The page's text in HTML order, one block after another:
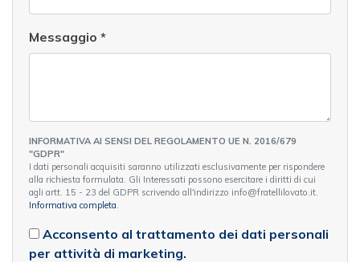
Messaggio *
INFORMATIVA AI SENSI DEL REGOLAMENTO UE N. 2016/679
"GDPR"
I dati personali acquisiti saranno utilizzati esclusivamente per rispondere
alla richiesta formulata. Gli Interessati possono esercitare i diritti di cui
agli artt. 15 - 23 del GDPR scrivendo all'indirizzo info@fratellilovato.it.
Informativa completa
Acconsento al trattamento dei dati personali
per attività di marketing.